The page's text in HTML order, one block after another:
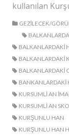
kullanılan
GEZILECEK/
BALKANLARDAKI
BALKANLARDAKI
BALKANLARDAKI
BANKANLARDAKI
KURSUMLI AN
KURSUMLI AN
KURŞUNLU HAN
KURŞUNLU HAN